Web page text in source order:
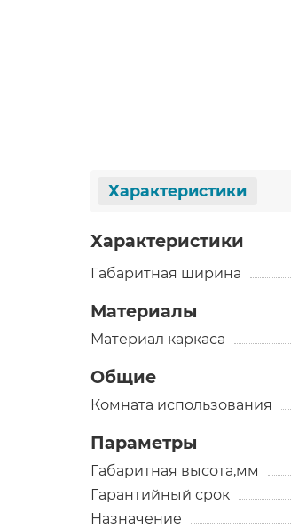
Характеристики
Характеристики
Габаритная ширина
Материалы
Материал каркаса
Общие
Комната использования
Параметры
Габаритная высота,мм
Гарантийный срок
Назначение